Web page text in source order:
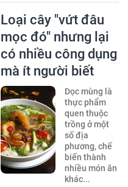
Loại cây "vứt đâu
mọc đó" nhưng lại
có nhiều công dụng
mà ít người biết
Dọc mùng là
thực phẩm
quen thuộc
trồng ở một
số địa
phương, chế
biến thành
nhiều món ăn
khác...